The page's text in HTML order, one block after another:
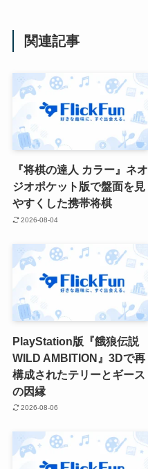
関連記事
『将棋の達人 カラー』ネオ
ジオポケット版で盤面を見
やすくした携帯将棋
2026-08-04
PlayStation版『餓狼伝説
WILD AMBITION』3Dで再
構成されたテリーとギース
の因縁
2026-08-06